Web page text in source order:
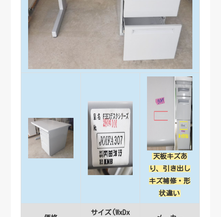
天板キズあ
り、引き出し
キズ補修・形
状違い
サイズ(WxDx